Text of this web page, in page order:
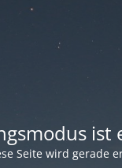
ist
Seite wird gerade